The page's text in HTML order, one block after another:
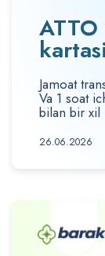
Jamoat
Va 1 soat
bilan bir xil
26.06.2026